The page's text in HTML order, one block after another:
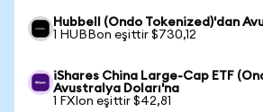
Hubbell (Ondo Tokenized)'dan
1 HUBBon eşittir $730,12
iShares China Large-Cap ETF
Avustralya Doları'na
1 FXIon eşittir $42,81